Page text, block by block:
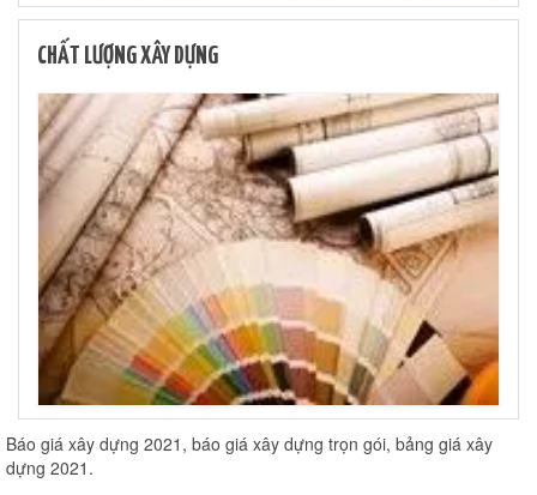
CHẤT LƯỢNG XÂY DỰNG
Báo giá xây dựng 2021, báo giá xây dựng trọn gói, bảng giá xây
dựng 2021.